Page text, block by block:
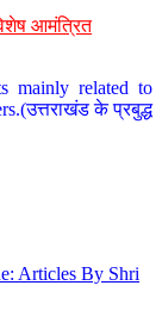
आमंत्रित
mainly related to
के प्रबुद्ध
Articles By Shri